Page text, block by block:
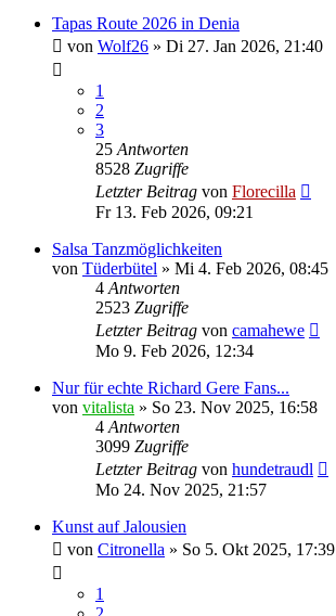
Tapas Route 2026 in Denia
von Wolf26 » Di 27. Jan 2026, 21:40
1
2
3
25 Antworten
8528 Zugriffe
Letzter Beitrag von Florecilla
Fr 13. Feb 2026, 09:21
Salsa Tanzmöglichkeiten
von Tüderbütel » Mi 4. Feb 2026, 08:45
4 Antworten
2523 Zugriffe
Letzter Beitrag von camahewe
Mo 9. Feb 2026, 12:34
Nur für echte Richard Gere Fans...
von vitalista » So 23. Nov 2025, 16:58
4 Antworten
3099 Zugriffe
Letzter Beitrag von hundetraudl
Mo 24. Nov 2025, 21:57
Kunst auf Jalousien
von Citronella » So 5. Okt 2025, 17:39
1